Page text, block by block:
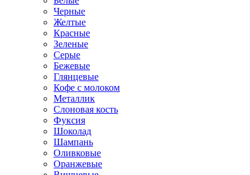
Черные
Желтые
Красные
Зеленые
Серые
Бежевые
Глянцевые
Кофе с молоком
Металлик
Слоновая кость
Фуксия
Шоколад
Шампань
Оливковые
Оранжевые